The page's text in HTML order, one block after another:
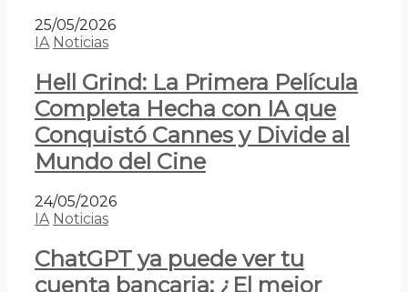
25/05/2026
IA Noticias
Hell Grind: La Primera Película
Completa Hecha con IA que
Conquistó Cannes y Divide al
Mundo del Cine
24/05/2026
IA Noticias
ChatGPT ya puede ver tu
cuenta bancaria: ¿El mejor